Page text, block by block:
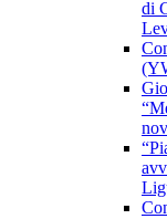
di